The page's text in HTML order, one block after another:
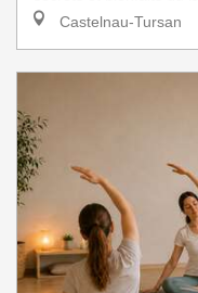
Castelnau-Tursan